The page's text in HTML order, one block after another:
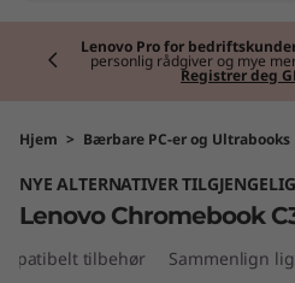
o
C
h
Lenovo Pro for
personlig rådgiver og mye
Registrer deg
Hjem > Bærbare PC-er og Ultrabooks
NYE ALTERNATIVER
Lenovo Chromebook
tilbehør Sammenlign